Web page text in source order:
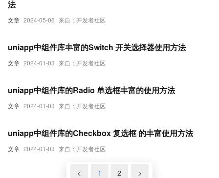
文章 2024-05-06 来自：开发者社区
法
文章 2024-01-03 来自：开发者社区
uniapp中组件库丰富的Switch 开关选择器使用方法
文章 2024-01-03 来自：开发者社区
uniapp中组件库的Radio 单选框丰富的使用方法
文章 2024-01-03 来自：开发者社区
uniapp中组件库的Checkbox 复选框 的丰富使用方法
< 1 2 >